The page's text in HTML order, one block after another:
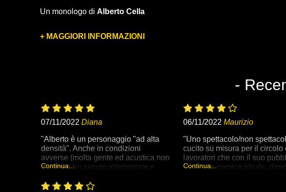
Un monologo di Alberto Cella
+ MAGGIORI INFORMAZIONI
-
07/11/2022 Diana
"Alberto è un personaggio "ad alta
densità". Anche in condizioni
avverse (molta gente ed acustica non
ottimale) ha saputo interpretare e
accogliente paragonabile ad una
Continua...
06/11/2022 Maurizio
"Uno spettacolo/non
cucito su misura per il circolo
lavoratori che con il suo
stata una cornice ideale,
Continua...